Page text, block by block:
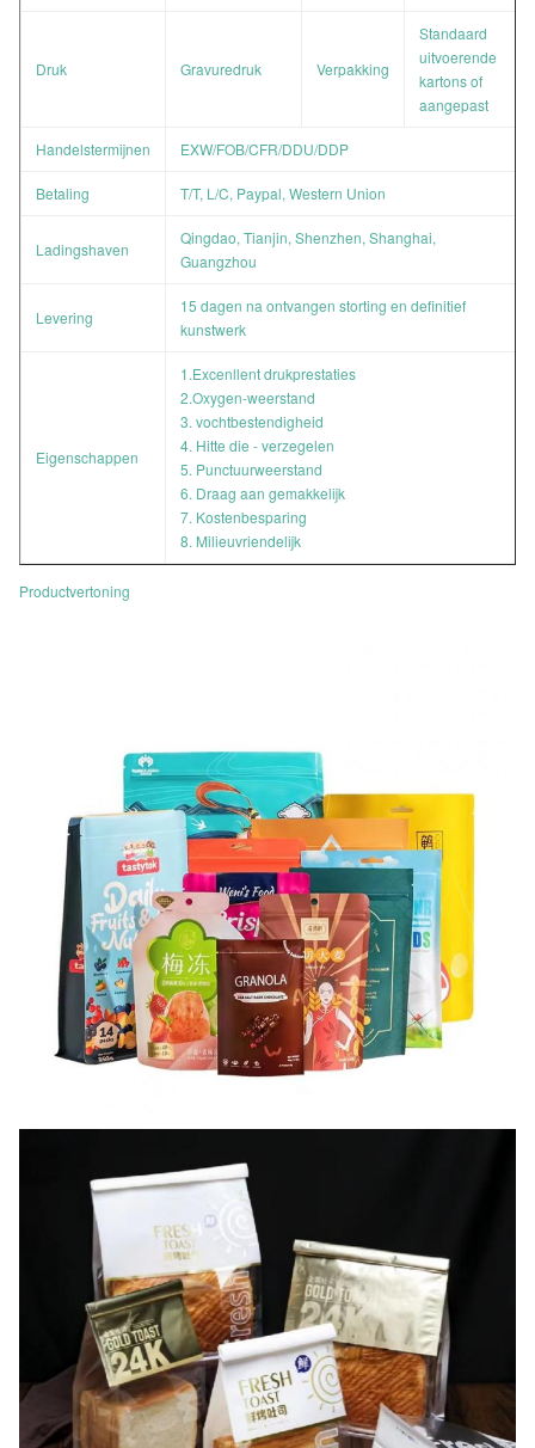
Druk Gravuredruk Verpakking
Standaard
uitvoerende
kartons of
aangepast
Handelstermijnen EXW/FOB/CFR/DDU/DDP
Betaling T/T, L/C, Paypal, Western Union
Ladingshaven
Qingdao, Tianjin, Shenzhen, Shanghai,
Guangzhou
Levering
15 dagen na ontvangen storting en definitief
kunstwerk
Eigenschappen
1.Excenllent drukprestaties
2.Oxygen-weerstand
3. vochtbestendigheid
4. Hitte die - verzegelen
5. Punctuurweerstand
6. Draag aan gemakkelijk
7. Kostenbesparing
8. Milieuvriendelijk
Productvertoning